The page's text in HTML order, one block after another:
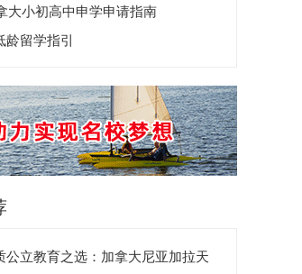
大小初高中申学申请指南
龄留学指引
公立教育之选：加拿大尼亚加拉天